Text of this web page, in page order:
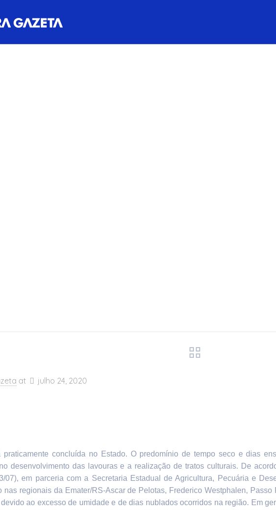
at julho 24, 2020
concluída no Estado. O predomínio de tempo seco e dias
desenvolvimento das lavouras e a realização de tratos culturais. De
07), em parceria com a Secretaria Estadual de Agricultura, Pecuária e
nas regionais da Emater/RS-Ascar de Pelotas, Frederico Westphalen, Passo
ao excesso de umidade e de dias nublados ocorridos na região. Em